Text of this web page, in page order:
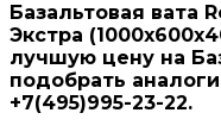
Базальтовая вата
Экстра
лучшую цену на
подобрать
+7(495)995-23-22.